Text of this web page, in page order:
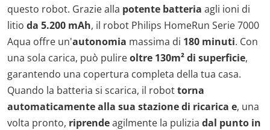
questo robot. Grazie alla potente batteria agli ioni di
litio da 5.200 mAh, il robot Philips HomeRun Serie 7000
Aqua offre un'autonomia massima di 180 minuti. Con
una sola carica, può pulireoltre 130m² di superficie,
garantendo una copertura completa della tua casa.
Quando la batteria si scarica, il robottorna
automaticamente alla sua stazione di ricarica e, una
volta pronto, riprendeagilmente la pulizia dal punto in